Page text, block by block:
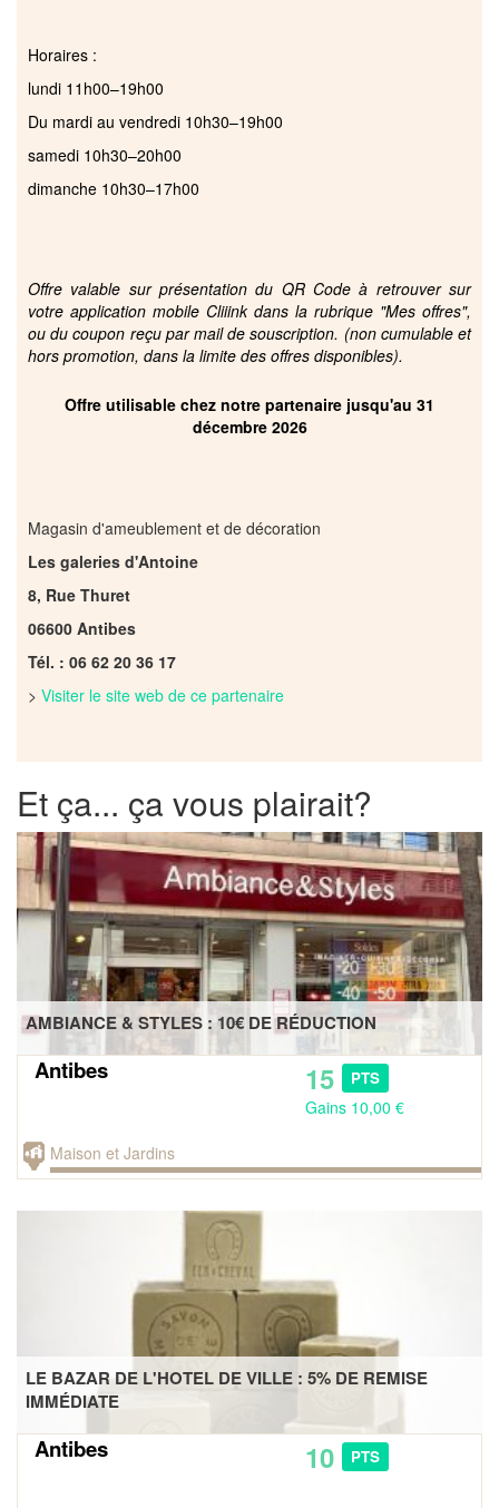
Horaires :
lundi 11h00–19h00
Du mardi au vendredi 10h30–19h00
samedi 10h30–20h00
dimanche 10h30–17h00
Offre valable sur présentation du QR Code à retrouver sur
votre application mobile Cliiink dans la rubrique "Mes offres",
ou du coupon reçu par mail de souscription. (non cumulable et
hors promotion, dans la limite des offres disponibles).
Offre utilisable chez notre partenaire jusqu'au 31
décembre 2026
Magasin d'ameublement et de décoration
Les galeries d'Antoine
8, Rue Thuret
06600 Antibes
Tél. : 06 62 20 36 17
> Visiter le site web de ce partenaire
Et ça... ça vous plairait?
AMBIANCE & STYLES : 10€ DE RÉDUCTION
Antibes 15 PTS
Gains 10,00 €
Maison et Jardins
LE BAZAR DE L'HOTEL DE VILLE : 5% DE REMISE
IMMÉDIATE
Antibes 10 PTS